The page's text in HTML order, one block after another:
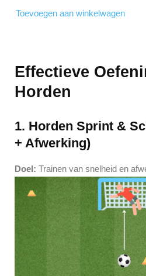
Toevoegen aan winkelwagen
Effectieve
Horden
1. Horden Sprint &
+ Afwerking)
Doel: Trainen van snelheid en